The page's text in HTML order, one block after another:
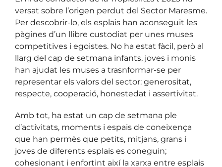
versat sobre l’origen perdut del Sector Maresme.
Per descobrir-lo, els esplais han aconseguit les
pàgines d’un llibre custodiat per unes muses
competitives i egoistes. No ha estat fàcil, però al
llarg del cap de setmana infants, joves i monis
han ajudat les muses a trasnformar-se per
representar els valors del sector: generositat,
respecte, cooperació, honestedat i assertivitat.
Amb tot, ha estat un cap de setmana ple
d’activitats, moments i espais de coneixença
que han permès que petits, mitjans, grans i
joves de diferents esplais es coneguin;
cohesionant i enfortint així la xarxa entre esplais